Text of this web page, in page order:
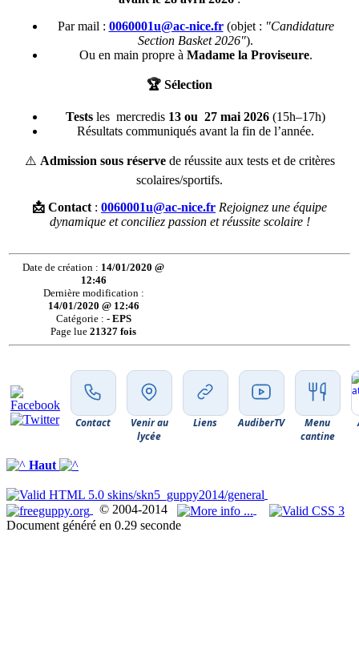
Par mail : 0060001u@ac-nice.fr(objet : "Candidature
Section Basket 2026").
Ou en main propre à Madame la Proviseure.
🏆 Sélection
Tests les mercredis 13 ou 27 mai 2026 (15h–17h)
Résultats communiqués avant la fin de l’année.
⚠️ Admission sous réservede réussite aux tests et de critères
scolaires/sportifs.
📩 Contact : 0060001u@ac-nice.fr Rejoignez une équipe
dynamique et conciliez passion et réussite scolaire !
Date de création : 14/01/2020 @
12:46
Dernière modification :
14/01/2020 @ 12:46
Catégorie : - EPS
Page lue21327 fois
Contact
Venir au
lycée
Liens AudiberTV
Menu
cantine
Haut
© 2004-2014
Document généré en 0.29 seconde